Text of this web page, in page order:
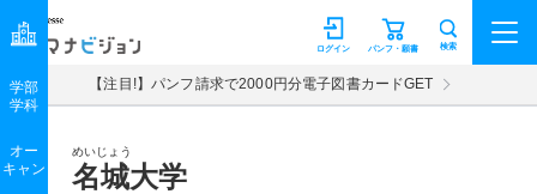
マナビジョン パンフ・願書
ログイン 検索
【注目!】パンフ請求で2000円分電子図書カードGET
めいじょう
名城大学
学部
学科
オー
キャン